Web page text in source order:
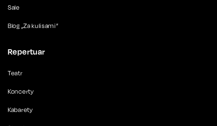
Sale
Blog „Za kulisami”
Repertuar
Teatr
Koncerty
Kabarety